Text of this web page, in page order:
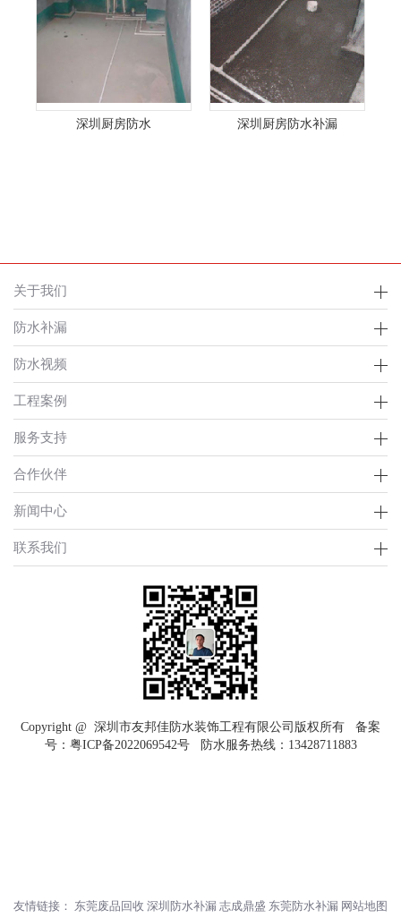
深圳厨房防水 深圳厨房防水补漏
关于我们
防水补漏
防水视频
工程案例
服务支持
合作伙伴
新闻中心
联系我们
Copyright @ 深圳市友邦佳防水装饰工程有限公司版权所有 备案
号： 粤ICP备2022069542号防水服务热线： 13428711883
友情链接： 东莞废品回收 深圳防水补漏 志成鼎盛 东莞防水补漏 网站地图